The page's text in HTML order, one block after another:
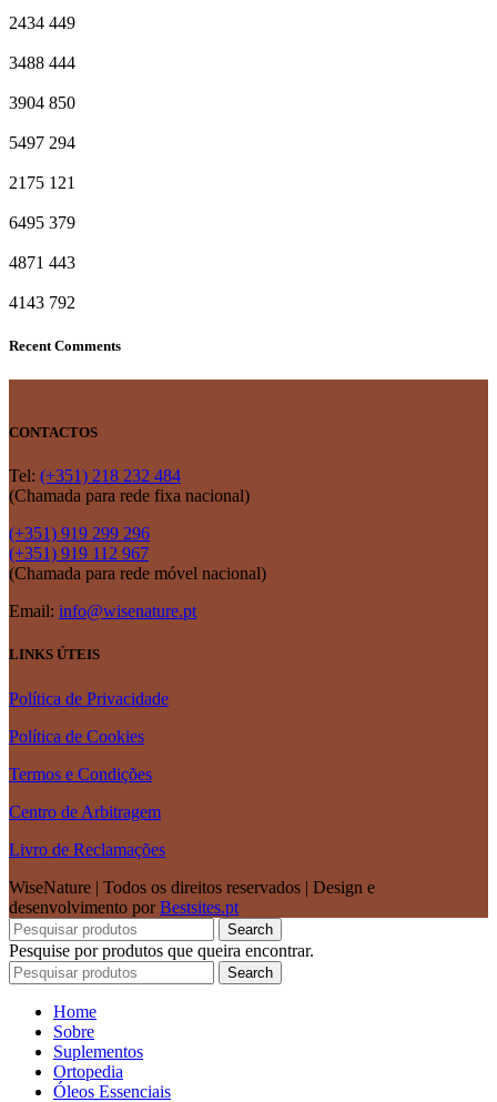
2434 449
3488 444
3904 850
5497 294
2175 121
6495 379
4871 443
4143 792
Recent Comments
CONTACTOS
Tel: (+351) 218 232 484
(Chamada para rede fixa nacional)
(+351) 919 299 296
(+351) 919 112 967
(Chamada para rede móvel nacional)
Email: info@wisenature.pt
LINKS ÚTEIS
Política de Privacidade
Política de Cookies
Termos e Condições
Centro de Arbitragem
Livro de Reclamações
WiseNature | Todos os direitos reservados | Design e
desenvolvimento porBestsites.pt
Search
Pesquise por produtos que queira encontrar.
Search
Home
Sobre
Suplementos
Ortopedia
Óleos Essenciais